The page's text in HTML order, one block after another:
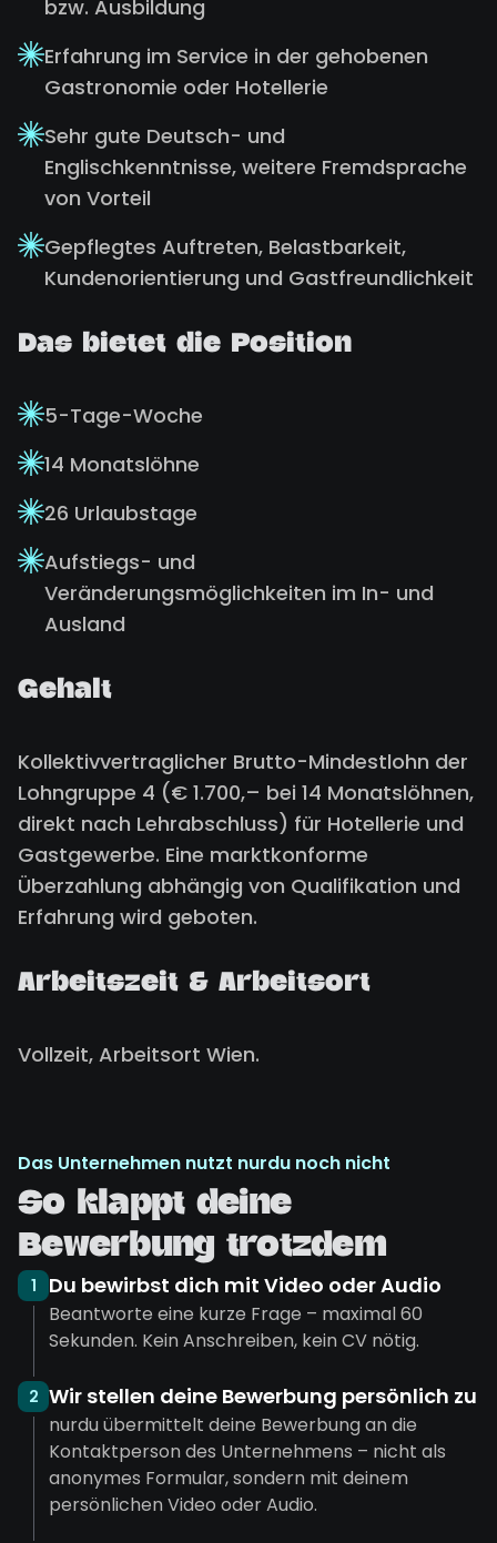
bzw. Ausbildung
Erfahrung im Service in der gehobenen
Gastronomie oder Hotellerie
Sehr gute Deutsch- und
Englischkenntnisse, weitere Fremdsprache
von Vorteil
Gepflegtes Auftreten, Belastbarkeit,
Kundenorientierung und Gastfreundlichkeit
Das bietet die Position
5-Tage-Woche
14 Monatslöhne
26 Urlaubstage
Aufstiegs- und
Veränderungsmöglichkeiten im In- und
Ausland
Gehalt
Kollektivvertraglicher Brutto-Mindestlohn der
Lohngruppe 4 (€ 1.700,– bei 14 Monatslöhnen,
direkt nach Lehrabschluss) für Hotellerie und
Gastgewerbe. Eine marktkonforme
Überzahlung abhängig von Qualifikation und
Erfahrung wird geboten.
Arbeitszeit & Arbeitsort
Vollzeit, Arbeitsort Wien.
Das Unternehmen nutzt nurdu noch nicht
So klappt deine
Bewerbung trotzdem
1 Du bewirbst dich mit Video oder Audio
Beantworte eine kurze Frage – maximal 60
Sekunden. Kein Anschreiben, kein CV nötig.
2 Wir stellen deine Bewerbung persönlich zu
nurdu übermittelt deine Bewerbung an die
Kontaktperson des Unternehmens – nicht als
anonymes Formular, sondern mit deinem
persönlichen Video oder Audio.